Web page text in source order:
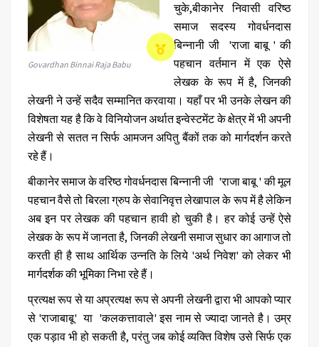
Govardhan Binnai Raja Babu
चुके,बीकानेर निवासी वरिष्ठ
समाज सदस्य गोवर्धनदास
बिन्नानी जी 'राजा बाबू ' की
पहचान वर्तमान में एक ऐसे
लेखक के रूप में है, जिनकी
लेखनी ने उन्हें सदैव सम्मानित करवाया। यहाँ पर भी उनके लेखन की
विशेषता यह है कि वे विनियोजन अर्थात इन्वेस्टमेंट के क्षेत्र में भी अपनी
लेखनी से सतत न सिर्फ आमजन अपितु बैंकों तक को मार्गदर्शन करते
रहे हैं।
बीकानेर समाज के वरिष्ठ गोवर्धनदास बिन्नानी जी 'राजा बाबू ' की मूल
पहचान वैसे तो बिरला ग्रुप के सेवानिवृत्त लेखापाल के रूप में है लेकिन
अब इन पर लेखक की पहचान हावी हो चुकी है। हर कोई उन्हें ऐसे
लेखक के रूप में जानता है, जिनकी लेखनी समाज सुधार का आगाज तो
करती ही है साथ आर्थिक उन्नति के लिये 'अर्थ निवेश' को लेकर भी
मार्गदर्शक की भूमिका निभा रहे हैं।
प्रत्यक्ष रूप से या अप्रत्यक्ष रूप से अपनी लेखनी द्वारा भी आपको प्यार
से 'राजाबाबू' या 'कलकत्तावाले' इस नाम से ज्यादा जानते है। उम्र
एक पड़ाव भी हो सकती है, परंतु जब कोई व्यक्ति विशेष उसे सिर्फ एक